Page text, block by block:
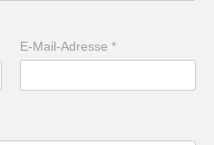
E-Mail-Adresse*